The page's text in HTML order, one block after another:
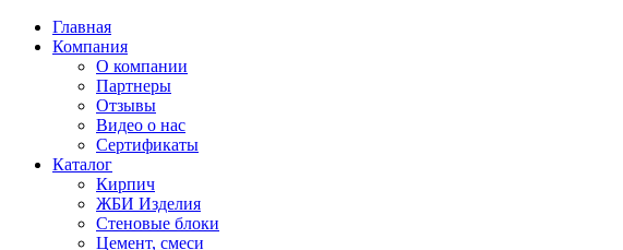
Главная
Компания
О компании
Партнеры
Отзывы
Видео о нас
Сертификаты
Каталог
Кирпич
ЖБИ Изделия
Стеновые блоки
Цемент, смеси